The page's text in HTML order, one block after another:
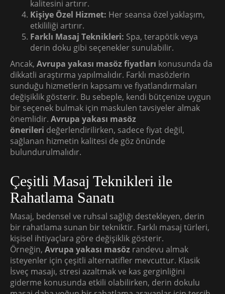
kalitesini artırır.
Kişiye Özel Hizmet: Her seansa özel yaklaşım,
etkililiği artırır.
Farklı Masaj Teknikleri: Spa, terapötik veya
derin doku gibi seçenekler sunulabilir.
Ancak, Avrupa yakası masöz fiyatları konusunda da
dikkatli araştırma yapılmalıdır. Farklı masözlerin
sunduğu hizmetlerin kapsamı ve fiyatlandırmaları
değişiklik gösterir. Bu sebeple, kendi bütçenize uygun
bir seçenek bulmak için maskulen tavsiyeler almak
önemlidir. Avrupa yakası masöz
önerileri değerlendirilirken, sadece fiyat değil,
sağlanan hizmetin kalitesi de göz önünde
bulundurulmalıdır.
Çeşitli Masaj Teknikleri ile
Rahatlama Sanatı
Masaj, bedensel ve ruhsal sağlığı destekleyen, derin
bir rahatlama sunan bir tekniktir. Farklı masaj türleri,
kişisel ihtiyaçlara göre değişiklik gösterir.
Örneğin, Avrupa yakası masöz randevu almak
isteyenler için çeşitli alternatifler mevcuttur. Klasik
İsveç masajı, stresi azaltmak ve kas gerginliğini
giderme konusunda etkili olabilirken, derin dokulu